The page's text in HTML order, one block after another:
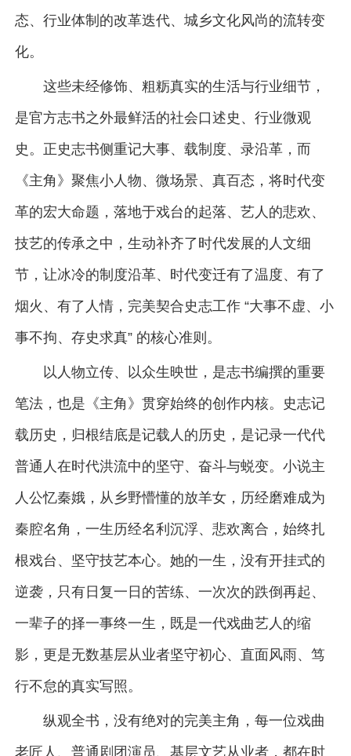
态、行业体制的改革迭代、城乡文化风尚的流转变
化。
这些未经修饰、粗粝真实的生活与行业细节，
是官方志书之外最鲜活的社会口述史、行业微观
史。正史志书侧重记大事、载制度、录沿革，而
《主角》聚焦小人物、微场景、真百态，将时代变
革的宏大命题，落地于戏台的起落、艺人的悲欢、
技艺的传承之中，生动补齐了时代发展的人文细
节，让冰冷的制度沿革、时代变迁有了温度、有了
烟火、有了人情，完美契合史志工作 “大事不虚、小
事不拘、存史求真” 的核心准则。
以人物立传、以众生映世，是志书编撰的重要
笔法，也是《主角》贯穿始终的创作内核。史志记
载历史，归根结底是记载人的历史，是记录一代代
普通人在时代洪流中的坚守、奋斗与蜕变。小说主
人公忆秦娥，从乡野懵懂的放羊女，历经磨难成为
秦腔名角，一生历经名利沉浮、悲欢离合，始终扎
根戏台、坚守技艺本心。她的一生，没有开挂式的
逆袭，只有日复一日的苦练、一次次的跌倒再起、
一辈子的择一事终一生，既是一代戏曲艺人的缩
影，更是无数基层从业者坚守初心、直面风雨、笃
行不怠的真实写照。
纵观全书，没有绝对的完美主角，每一位戏曲
老匠人、普通剧团演员、基层文艺从业者，都在时